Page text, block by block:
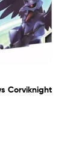
Corviknight